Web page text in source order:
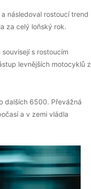
následoval rostoucí trend
za celý loňský rok.
s rostoucím
levnějších motocyklů z
dalších 6500. Převážná
a v zemi vládla